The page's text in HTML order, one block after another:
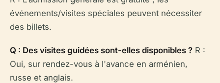
événements/visites spéciales peuvent nécessiter
des billets.
Q : Des visites guidées sont-elles disponibles ? R :
Oui, sur rendez-vous à l'avance en arménien,
russe et anglais.